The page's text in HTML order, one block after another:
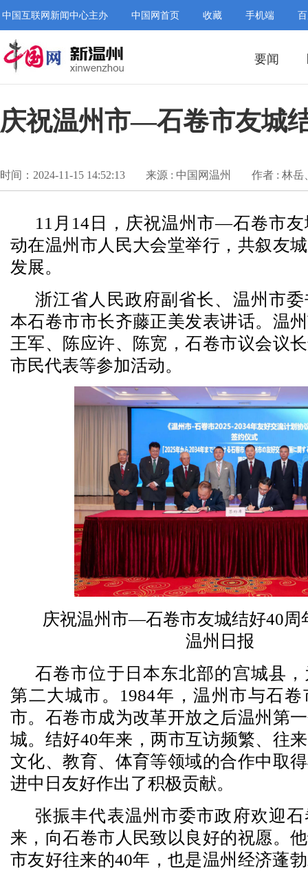
中国互联网新闻中心主办 中国网首页 收藏 手机端
要闻
庆祝温州市—石卷市友城
时间：2024-11-15 14:52:13 来源 : 中国网温州 作者 : 林岳
11月14日，庆祝温州市—石卷市
动在温州市人民大会堂举行，共叙友
发展。
浙江省人民政府副省长、温州市
本石卷市市长齐藤正美发表讲话。温
王军、陈应许、陈宽，石卷市议会议
市民代表等参加活动。
庆祝温州市—石卷市友城结好40周
温州日报
石卷市位于日本东北部的宫城县
第二大城市。1984年，温州市与石
市。石卷市成为改革开放之后温州第
城。结好40年来，两市互访频繁、往
文化、教育、体育等领域的合作中取
进中日友好作出了积极贡献。
张振丰代表温州市委市政府欢迎
来，向石卷市人民致以良好的祝愿。
市友好往来的40年，也是温州经济蓬